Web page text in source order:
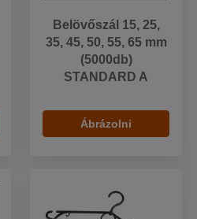
Belövőszál 15, 25,
35, 45, 50, 55, 65 mm
(5000db)
STANDARD A
Ábrázolni